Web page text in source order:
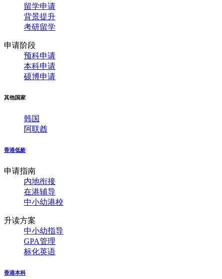
留学申请
背景提升
考研留学
申请阶段
预科申请
本科申请
硕博申请
其他国家
韩国
阿联酋
香港低龄
申请指南
内地衔接
在港辅导
中小幼港校
升读方案
中小幼指导
GPA管理
标化英语
香港本科